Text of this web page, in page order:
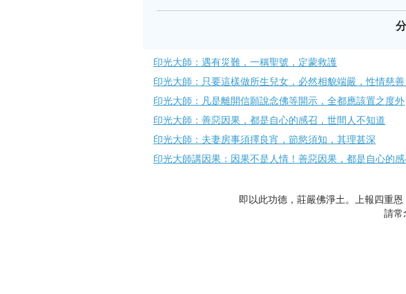
印光大師：遇有災難，一稱聖號，定蒙救護
印光大師：只要這樣做所生兒女，必然相貌端嚴，性情慈
印光大師：凡是離開信願說念佛等開示，全都應該置之度外
印光大師：善惡因果，都是自心的感召，世間人不知道
印光大師：夫妻房事須擇良宵，節慾須知，其理甚深
印光大師講因果：因果不是人情！善惡因果，都是自心的感
即以此功德，莊嚴佛淨土。上報四重
請常